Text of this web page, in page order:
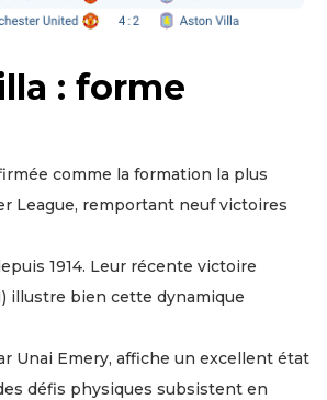
: forme
comme la formation la plus
League, remportant neuf victoires
1914. Leur récente victoire
illustre bien cette dynamique
Unai Emery, affiche un excellent état
défis physiques subsistent en